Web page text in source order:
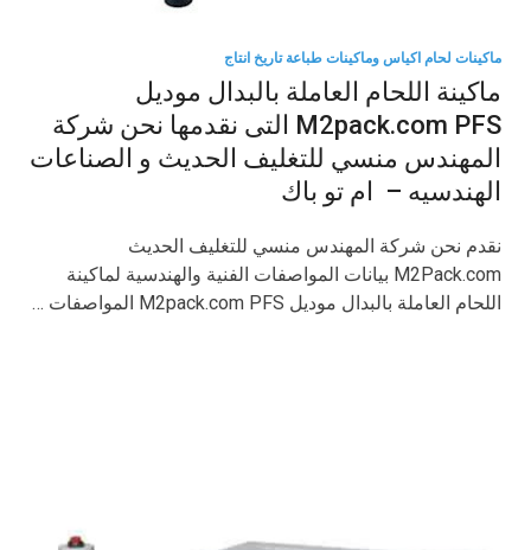
ماكينات لحام اكياس وماكينات طباعة تاريخ انتاج
ماكينة اللحام العاملة بالبدال موديل
M2pack.com PFS التى نقدمها نحن شركة
المهندس منسي للتغليف الحديث و الصناعات
الهندسيه – ام تو باك
نقدم نحن شركة المهندس منسي للتغليف الحديث
M2Pack.com بيانات المواصفات الفنية والهندسية لماكينة
اللحام العاملة بالبدال موديل M2pack.com PFS المواصفات …